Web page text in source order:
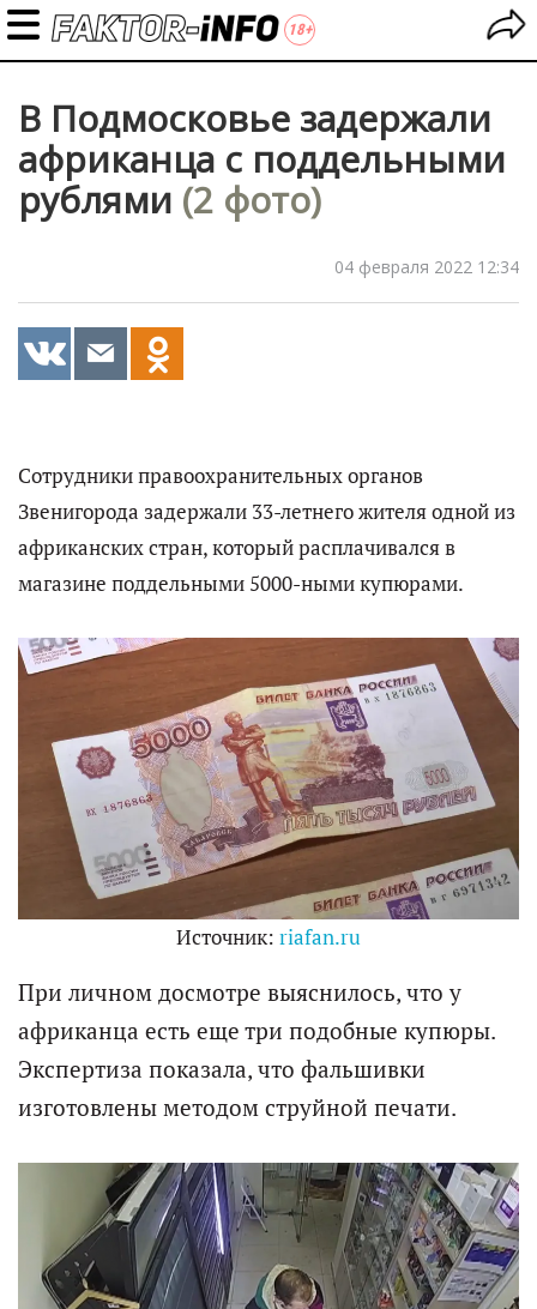
В Подмосковье задержали
африканца с поддельными
рублями (2 фото)
04 февраля 2022 12:34
Сотрудники правоохранительных органов
Звенигорода задержали 33-летнего жителя одной из
африканских стран, который расплачивался в
магазине поддельными 5000-ными купюрами.
Источник: riafan.ru
При личном досмотре выяснилось, что у
африканца есть еще три подобные купюры.
Экспертиза показала, что фальшивки
изготовлены методом струйной печати.